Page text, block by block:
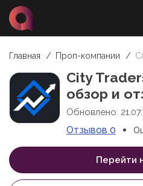
Главная Проп-компании
City
обзор и
Обновлено:
Отзывов 0 •
Перейти